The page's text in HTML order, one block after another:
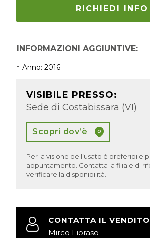
RICHIEDI INFO
INFORMAZIONI AGGIUNTIVE:
Anno: 2016
VISIBILE PRESSO:
Sede di Costabissara (VI)
Scopri dov’è
Per la visione dell’usato è preferibile
appuntamento. Contatta la filiale di
verificare la disponibilità.
CONTATTA IL
Mirco Fioraso